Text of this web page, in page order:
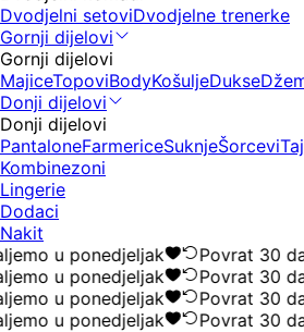
Dvodjelni setoviDvodjelne trenerke
Gornji dijelovi
Gornji dijelovi
MajiceTopoviBodyKošuljeDukse
Donji dijelovi
Donji dijelovi
PantaloneFarmericeSuknjeŠorcevi
Kombinezoni
Lingerie
Dodaci
Nakit
u ponedjeljak
Povrat 30 dana
u ponedjeljak
Povrat 30 dana
u ponedjeljak
Povrat 30 dana
u ponedjeljak
Povrat 30 dana